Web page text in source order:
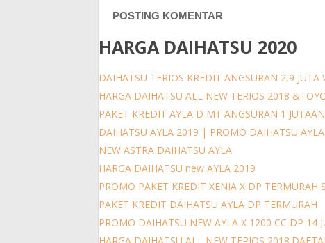
POSTING KOMENTAR
HARGA DAIHATSU 2020
DAIHATSU TERIOS KREDIT ANGSURAN 2,9 JUTA
HARGA DAIHATSU ALL NEW TERIOS 2018
PAKET KREDIT AYLA D MT ANGSURAN 1 JUTAAN
DAIHATSU AYLA 2019 | PROMO DAIHATSU
NEW ASTRA DAIHATSU AYLA
HARGA DAIHATSU new AYLA 2019
PROMO PAKET KREDIT XENIA X DP TERMURAH
PAKET KREDIT DAIHATSU AYLA DP TERMURAH
PROMO DAIHATSU NEW AYLA X 1200 CC DP 14